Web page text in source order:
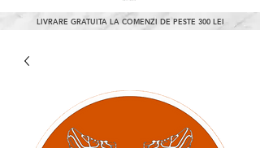
LIVRARE GRATUITA LA COMENZI DE PESTE 300 LEI